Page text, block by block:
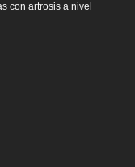
con artrosis a nivel